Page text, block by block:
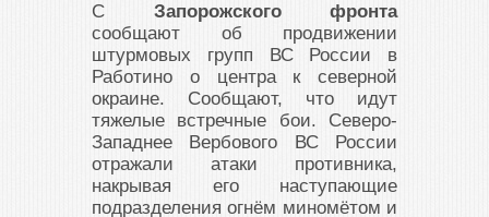
С Запорожского фронта
сообщают об продвижении
штурмовых групп ВС России в
Работино о центра к северной
окраине. Сообщают, что идут
тяжелые встречные бои. Северо-
Западнее Вербового ВС России
отражали атаки противника,
накрывая его наступающие
подразделения огнём миномётом и